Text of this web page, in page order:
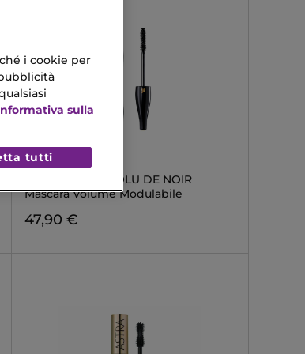
LANCÔME
HYPNÔSE L’ABSOLU DE NOIR
Mascara Volume Modulabile
47,90 €
i cookie per
sulla
tutti